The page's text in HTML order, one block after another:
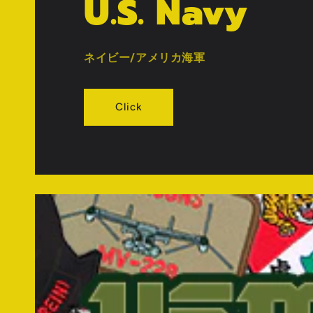
U.S. Navy
ネイビー/アメリカ海軍
Click